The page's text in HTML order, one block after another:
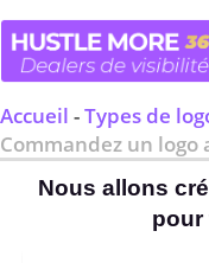
au
contenu
Accueil -Types de
Commandez un logo
Nous allons
pour